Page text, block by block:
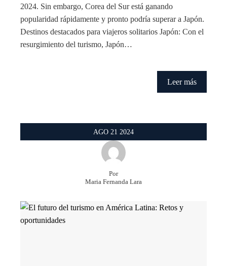
2024. Sin embargo, Corea del Sur está ganando
popularidad rápidamente y pronto podría superar a Japón.
Destinos destacados para viajeros solitarios Japón: Con el
resurgimiento del turismo, Japón…
Leer más
AGO 21 2024
Por
Maria Fernanda Lara